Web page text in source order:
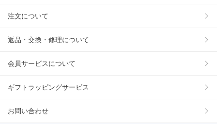
注文について
返品・交換・修理について
会員サービスについて
ギフトラッピングサービス
お問い合わせ